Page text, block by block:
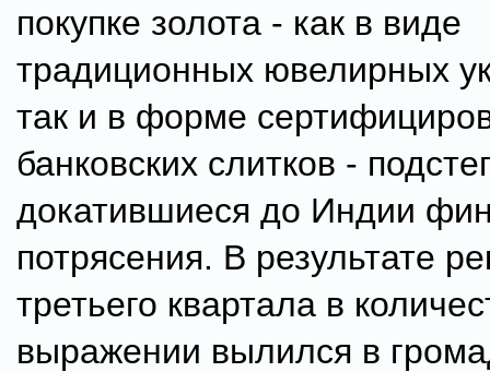
покупке золота - как в виде
традиционных ювелирных
так и в форме
банковских слитков -
докатившиеся до Индии
потрясения. В результате
третьего квартала в
выражении вылился в